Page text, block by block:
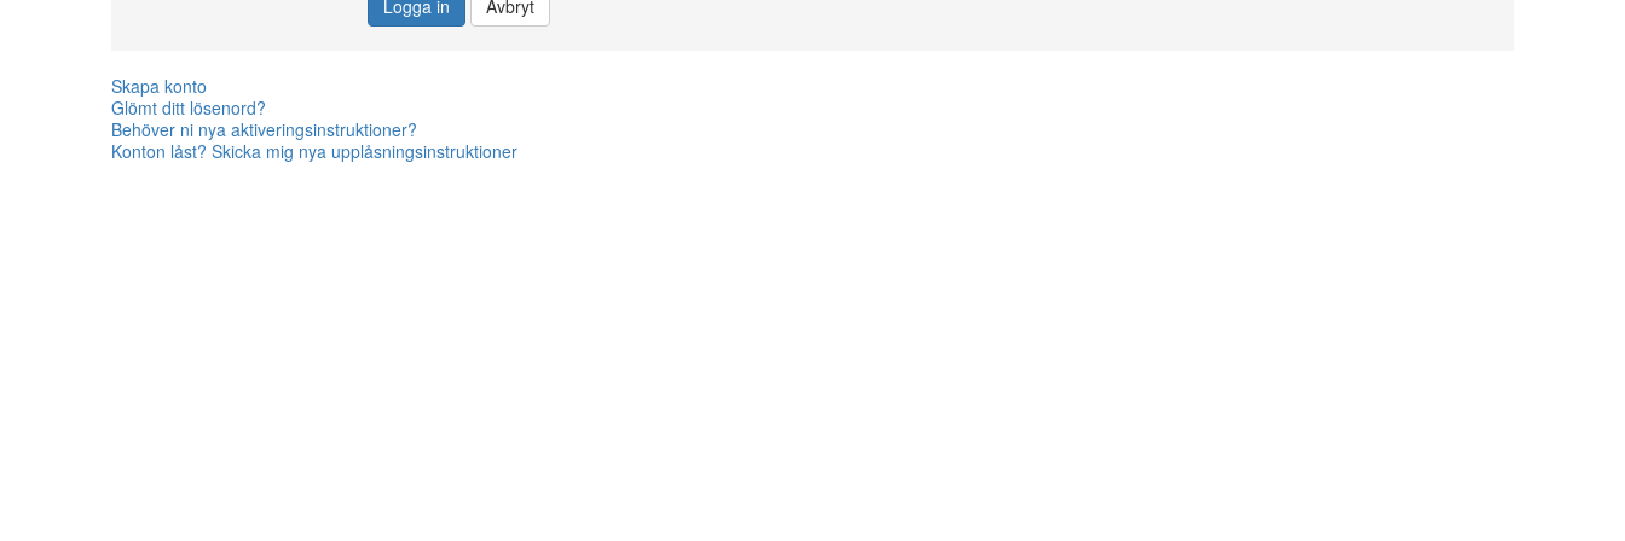
Logga in Avbryt
Skapa konto
Glömt ditt lösenord?
Behöver ni nya aktiveringsinstruktioner?
Konton låst? Skicka mig nya upplåsningsinstruktioner